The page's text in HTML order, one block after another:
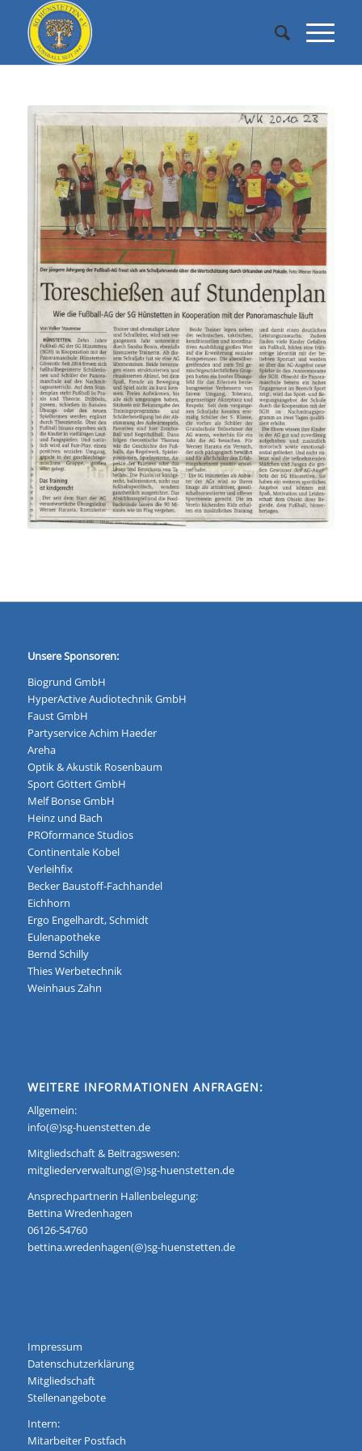
Unsere Sponsoren:
Biogrund GmbH
HyperActive Audiotechnik GmbH
Faust GmbH
Partyservice Achim Haeder
Areha
Optik & Akustik Rosenbaum
Sport Göttert GmbH
Melf Bonse GmbH
Heinz und Bach
PROformance Studios
Continentale Kobel
Verleihfix
Becker Baustoff-Fachhandel
Eichhorn
Ergo Engelhardt, Schmidt
Eulenapotheke
Bernd Schilly
Thies Werbetechnik
Weinhaus Zahn
WEITERE INFORMATIONEN ANFRAGEN:
Allgemein:
info(@)sg-huenstetten.de
Mitgliedschaft & Beitragswesen:
mitgliederverwaltung(@)sg-huenstetten.de
Ansprechpartnerin Hallenbelegung:
Bettina Wredenhagen
06126-54760
bettina.wredenhagen(@)sg-huenstetten.de
Impressum
Datenschutzerklärung
Mitgliedschaft
Stellenangebote
Intern:
Mitarbeiter Postfach